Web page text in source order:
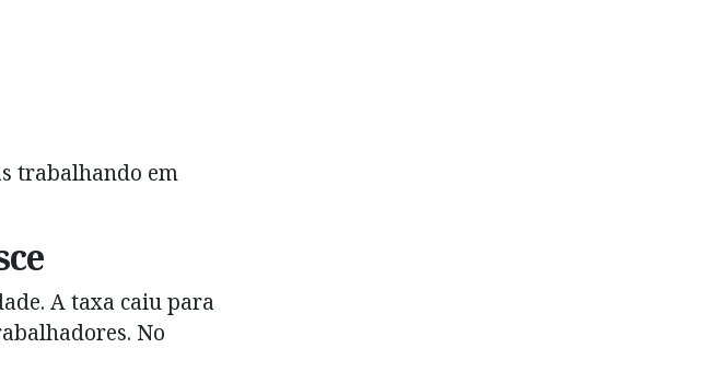
trabalhando em
A taxa caiu para
No